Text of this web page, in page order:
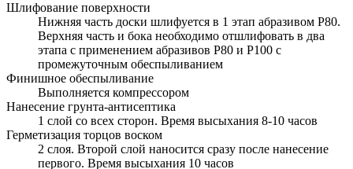
Шлифование поверхности
Нижняя часть доски шлифуется в 1 этап абразивом Р80.
Верхняя часть и бока необходимо отшлифовать в два
этапа с применением абразивов Р80 и Р100 с
промежуточным обеспыливанием
Финишное обеспыливание
Выполняется компрессором
Нанесение грунта-антисептика
1 слой со всех сторон. Время высыхания 8-10 часов
Герметизация торцов воском
2 слоя. Второй слой наносится сразу после нанесение
первого. Время высыхания 10 часов